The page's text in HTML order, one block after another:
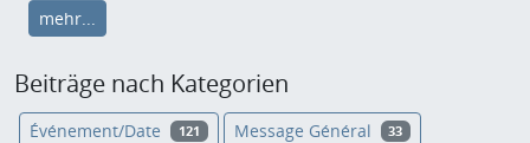
mehr...
Beiträge nach Kategorien
Événement/Date 121 Message Général 33